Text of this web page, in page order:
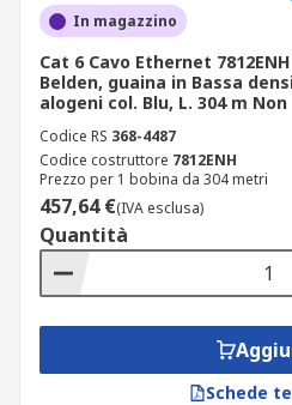
In magazzino
Cat 6 Cavo Ethernet
Belden, guaina in Bassa
alogeni col. Blu, L. 304 m Non
Codice RS 368-4487
Codice costruttore 7812ENH
Prezzo per 1 bobina da 304 metri
457,64 €(IVA esclusa)
Quantità
Schede